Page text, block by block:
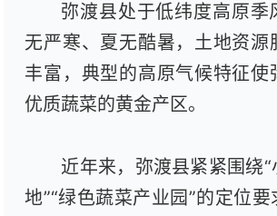
弥渡县处于低纬度高原季
无严寒、夏无酷暑，土地资源
丰富，典型的高原气候特征使
优质蔬菜的黄金产区。
近年来，弥渡县紧紧围绕
地”“绿色蔬菜产业园”的定位